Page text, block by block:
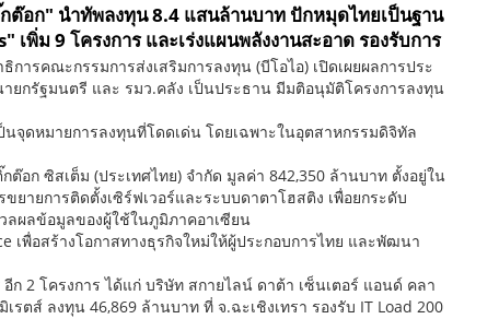
ต๊อก" นำทัพลงทุน 8.4 แสนล้านบาท ปักหมุดไทยเป็นฐาน
พิ่ม 9 โครงการ และเร่งแผนพลังงานสะอาด รองรับการ
ารคณะกรรมการส่งเสริมการลงทุน (บีโอไอ) เปิดเผยผลการประ
กรัฐมนตรี และ รมว.คลัง เป็นประธาน มีมติอนุมัติโครงการลงทุน
จุดหมายการลงทุนที่โดดเด่น โดยเฉพาะในอุตสาหกรรมดิจิทัล
อก ซิสเต็ม (ประเทศไทย) จำกัด มูลค่า 842,350 ล้านบาท ตั้งอยู่ใน
ยายการติดตั้งเซิร์ฟเวอร์และระบบดาตาโฮสติง เพื่อยกระดับ
ลผลข้อมูลของผู้ใช้ในภูมิภาคอาเซียน
พื่อสร้างโอกาสทางธุรกิจใหม่ให้ผู้ประกอบการไทย และพัฒนา
2 โครงการ ได้แก่ บริษัท สกายไลน์ ดาต้า เซ็นเตอร์ แอนด์ คลา
รตส์ ลงทุน 46,869 ล้านบาท ที่ จ.ฉะเชิงเทรา รองรับ IT Load 200